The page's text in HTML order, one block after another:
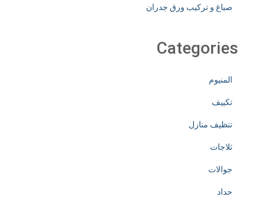
صباغ و تركيب ورق جدران
Categories
المنيوم
تكييف
تنظيف منازل
ثلاجات
جوالات
حداد